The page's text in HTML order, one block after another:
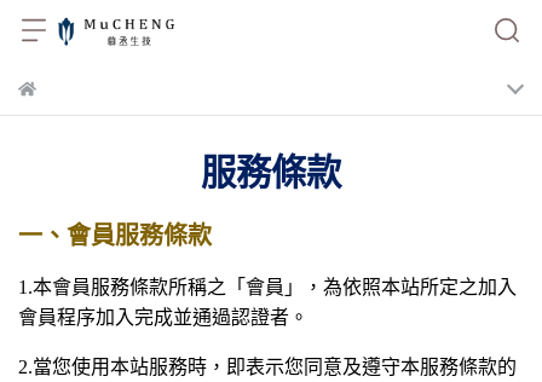
服務條款
一、會員服務條款
1.本會員服務條款所稱之「會員」，為依照本站所定之加入
會員程序加入完成並通過認證者。
2.當您使用本站服務時，即表示您同意及遵守本服務條款的